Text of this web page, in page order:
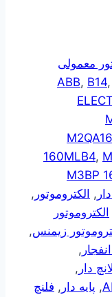
معمولی
ABB, B14,
160MLB4,
M3BP
, الکتروموتور ,
الکتروموتور
زیمنس,
,
دار ,
, پایه دار , فلنچ